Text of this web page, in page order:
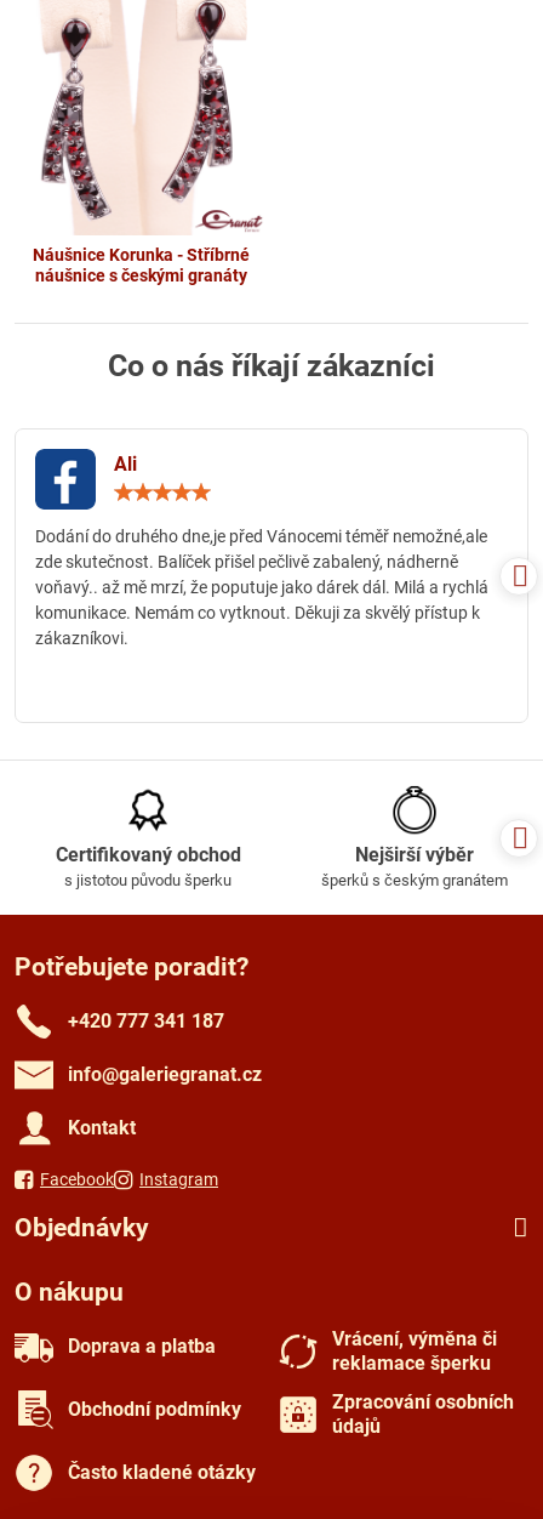
Náušnice Korunka - Stříbrné
náušnice s českými granáty
Co o nás říkají zákazníci
Ali
5
Dodání do druhého dne,je před Vánocemi téměř nemožné,ale
zde skutečnost. Balíček přišel pečlivě zabalený, nádherně
voňavý.. až mě mrzí, že poputuje jako dárek dál. Milá a rychlá
komunikace. Nemám co vytknout. Děkuji za skvělý přístup k
zákazníkovi.
Certifikovaný obchod
s jistotou původu šperku
Nejširší výběr
šperků s českým granátem
Potřebujete poradit?
+420 777 341 187
info​@galeriegranat​.cz
Kontakt
Facebook Instagram
Objednávky
O nákupu
Doprava a platba
Vrácení, výměna či
reklamace šperku
Obchodní podmínky
Zpracování osobních
údajů
Často kladené otázky